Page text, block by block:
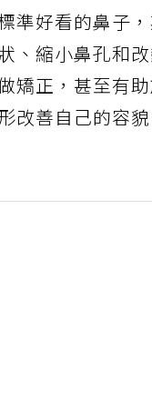
準好看的鼻子
、縮小鼻孔和
矯正，甚至有
改善自己的容